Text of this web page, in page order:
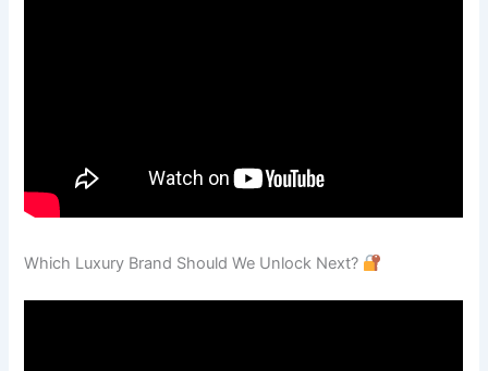
Which Luxury Brand Should We Unlock Next?